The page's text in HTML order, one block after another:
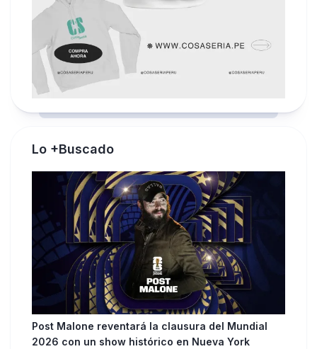
Lo +Buscado
Post Malone reventará la clausura del Mundial
2026 con un show histórico en Nueva York